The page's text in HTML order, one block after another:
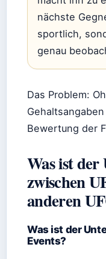
nächste
sportlich,
genau
Das Problem:
Bewertung der
Was ist der
zwischen
anderen
Was ist der
Events?